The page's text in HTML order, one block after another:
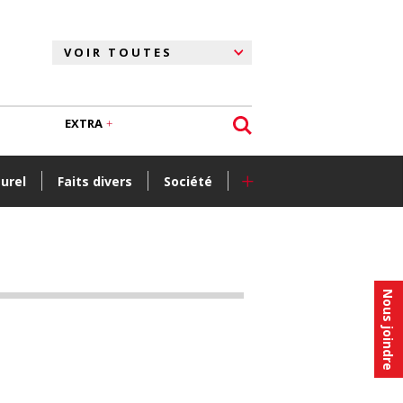
Nous joindre
Faits divers Société +
EXTRA